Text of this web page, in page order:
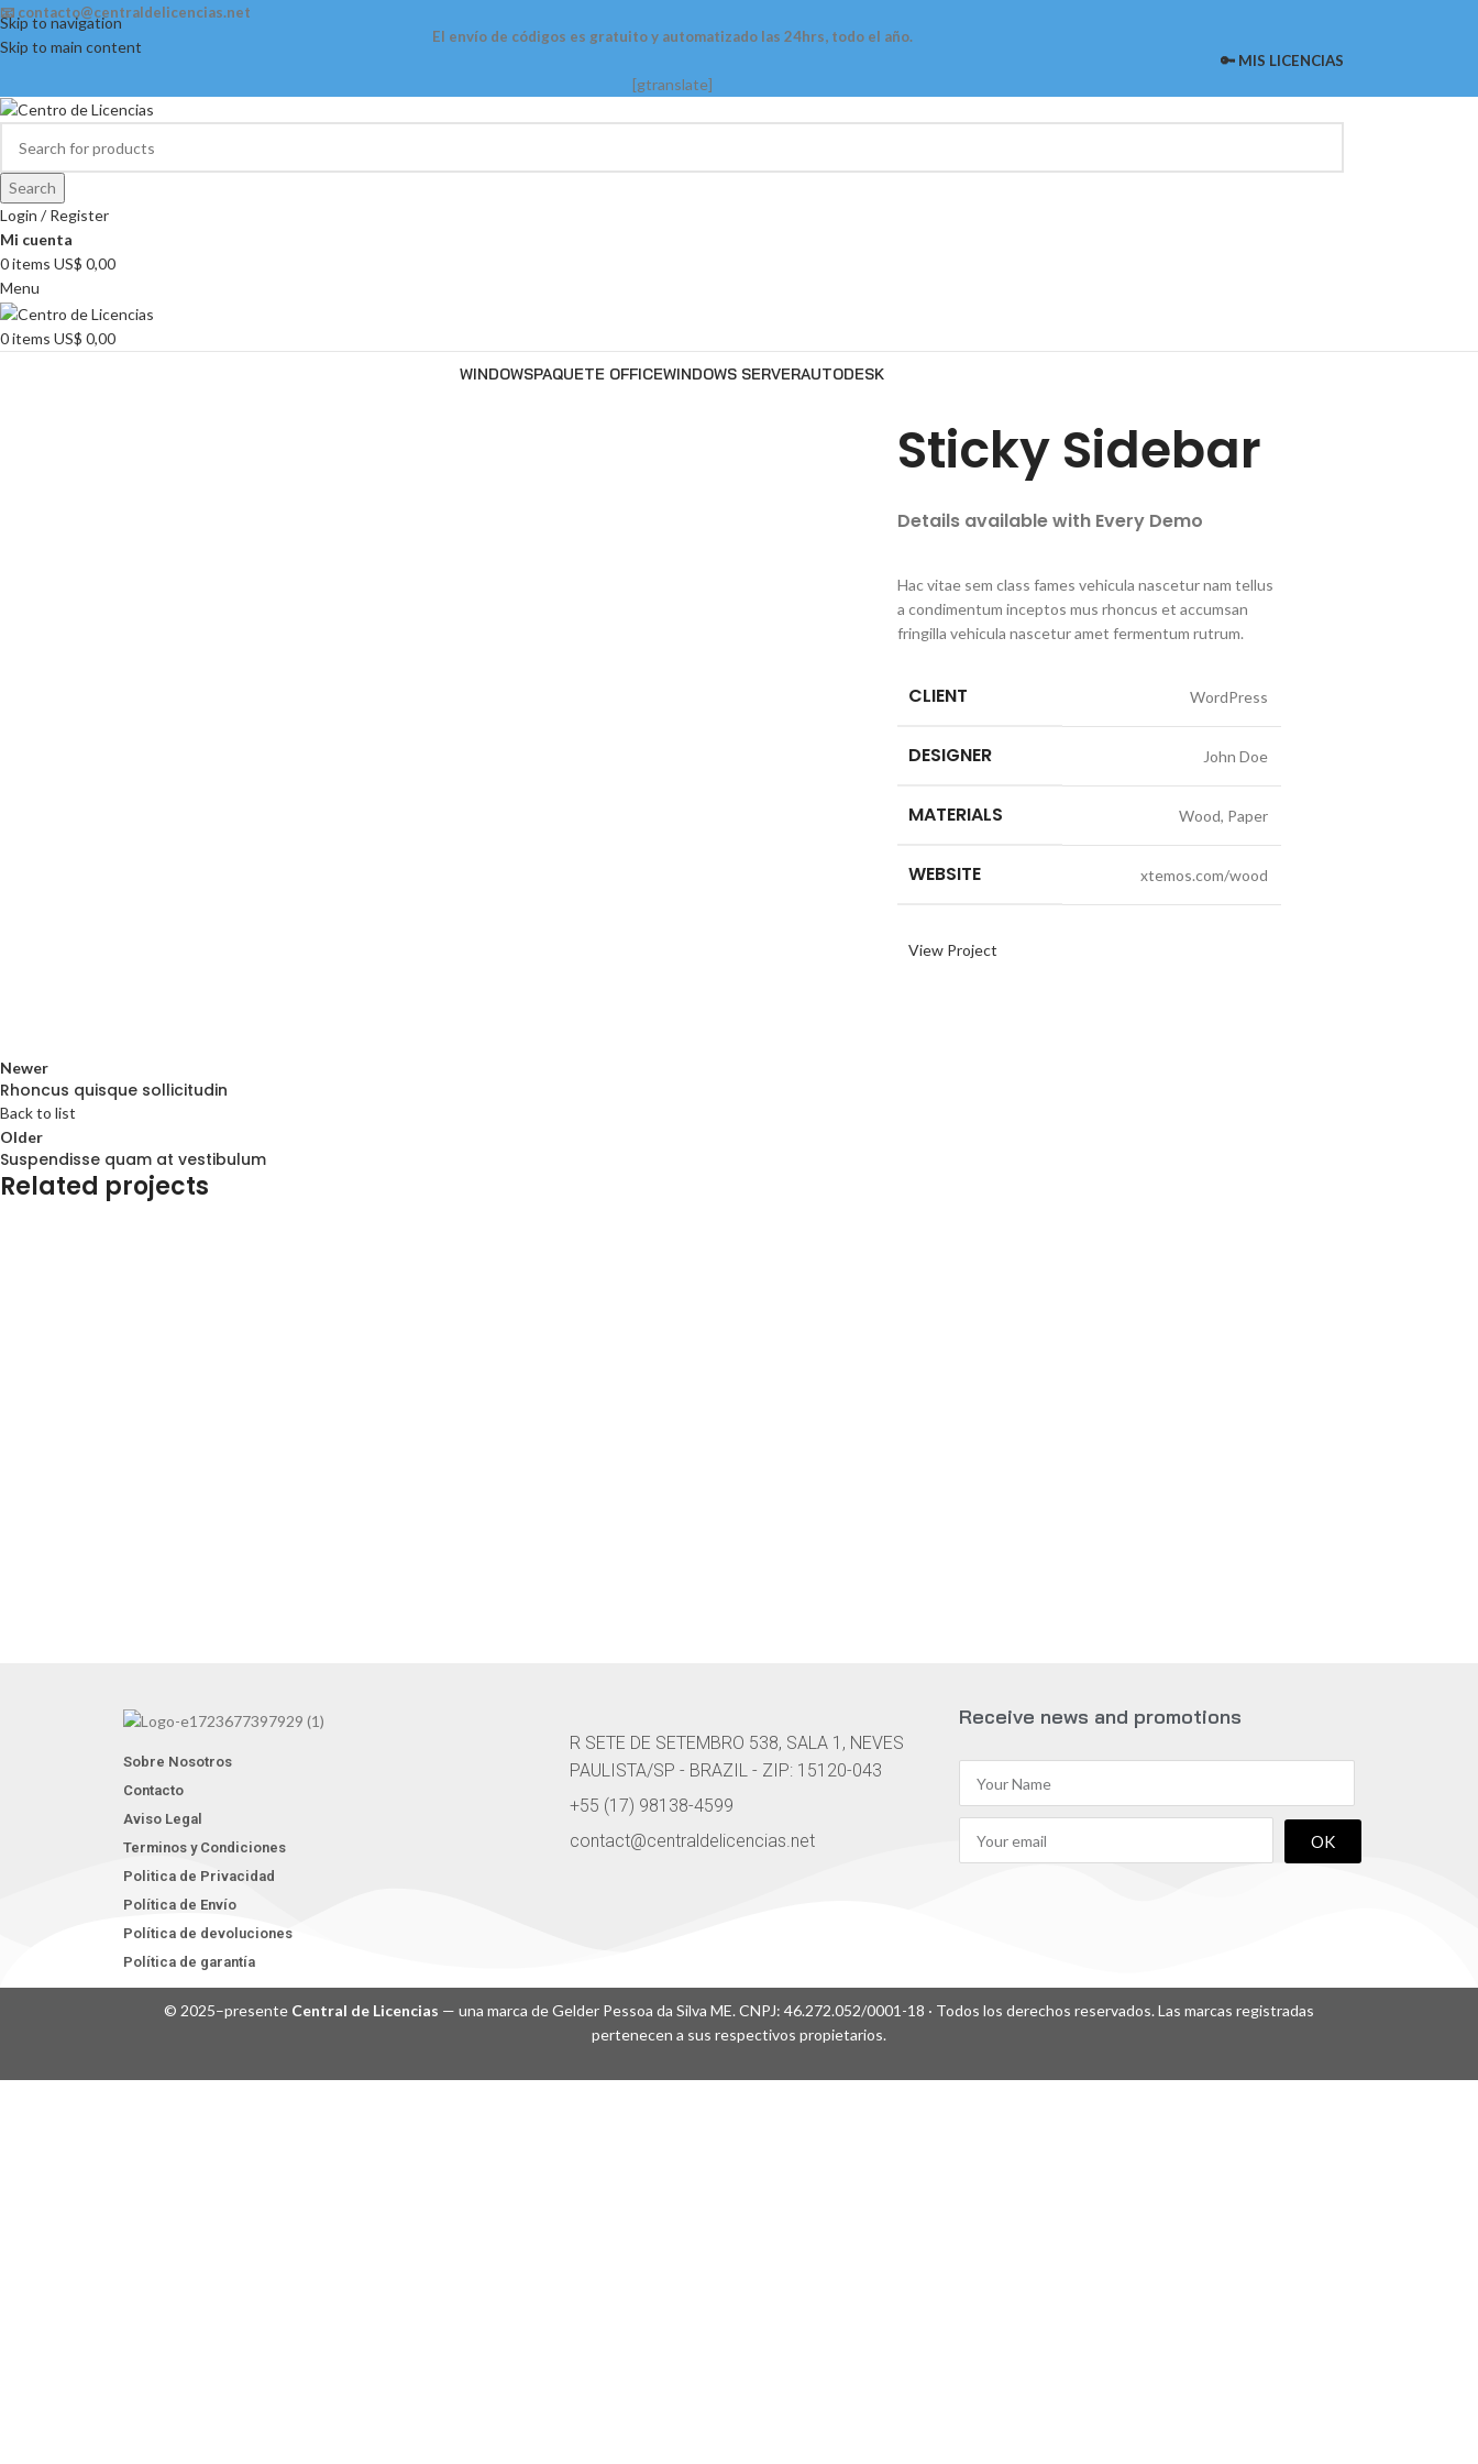
Skip to navigation
Skip to main content
📧 contacto@centraldelicencias.net
El envío de códigos es gratuito y automatizado las 24hrs, todo el año.
🔑 MIS LICENCIAS
[gtranslate]
Search
Login / Register
Mi cuenta
0items US$ 0,00
Menu
0items US$ 0,00
WINDOWSPAQUETE OFFICEWINDOWS SERVERAUTODESK
Sticky Sidebar
Details available with Every Demo
Hac vitae sem class fames vehicula nascetur nam tellus
a condimentum inceptos mus rhoncus et accumsan
fringilla vehicula nascetur amet fermentum rutrum.
CLIENT WordPress
DESIGNER John Doe
MATERIALS Wood, Paper
WEBSITE xtemos.com/wood
View Project
Newer
Rhoncus quisque sollicitudin
Back to list
Older
Suspendisse quam at vestibulum
Related projects
Sobre Nosotros
Contacto
Aviso Legal
Terminos y Condiciones
Politica de Privacidad
Política de Envío
Política de devoluciones
Política de garantía
R SETE DE SETEMBRO 538, SALA 1, NEVES
PAULISTA/SP - BRAZIL - ZIP: 15120-043
+55 (17) 98138-4599
contact@centraldelicencias.net
Receive news and promotions
OK
© 2025–presente Central de Licencias — una marca de Gelder Pessoa da Silva ME. CNPJ: 46.272.052/0001-18 · Todos los derechos reservados. Las marcas registradas
pertenecen a sus respectivos propietarios.